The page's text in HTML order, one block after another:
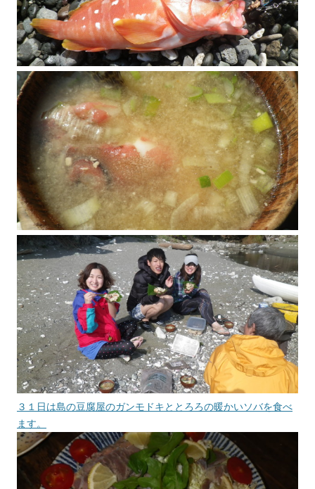
３１日は島の豆腐屋のガンモドキととろろの暖かいソバを食べ
ます。